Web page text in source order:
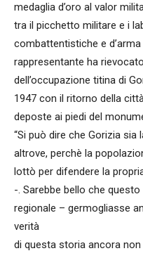
medaglia d’oro al valor
tra il picchetto militare e i
combattentistiche e
rappresentante ha
dell’occupazione titina di
1947 con il ritorno della
deposte ai piedi del
“Si può dire che Gorizia sia
altrove, perchè la
lottò per difendere la
-. Sarebbe bello che
regionale – germogliasse
verità
di questa storia ancora non